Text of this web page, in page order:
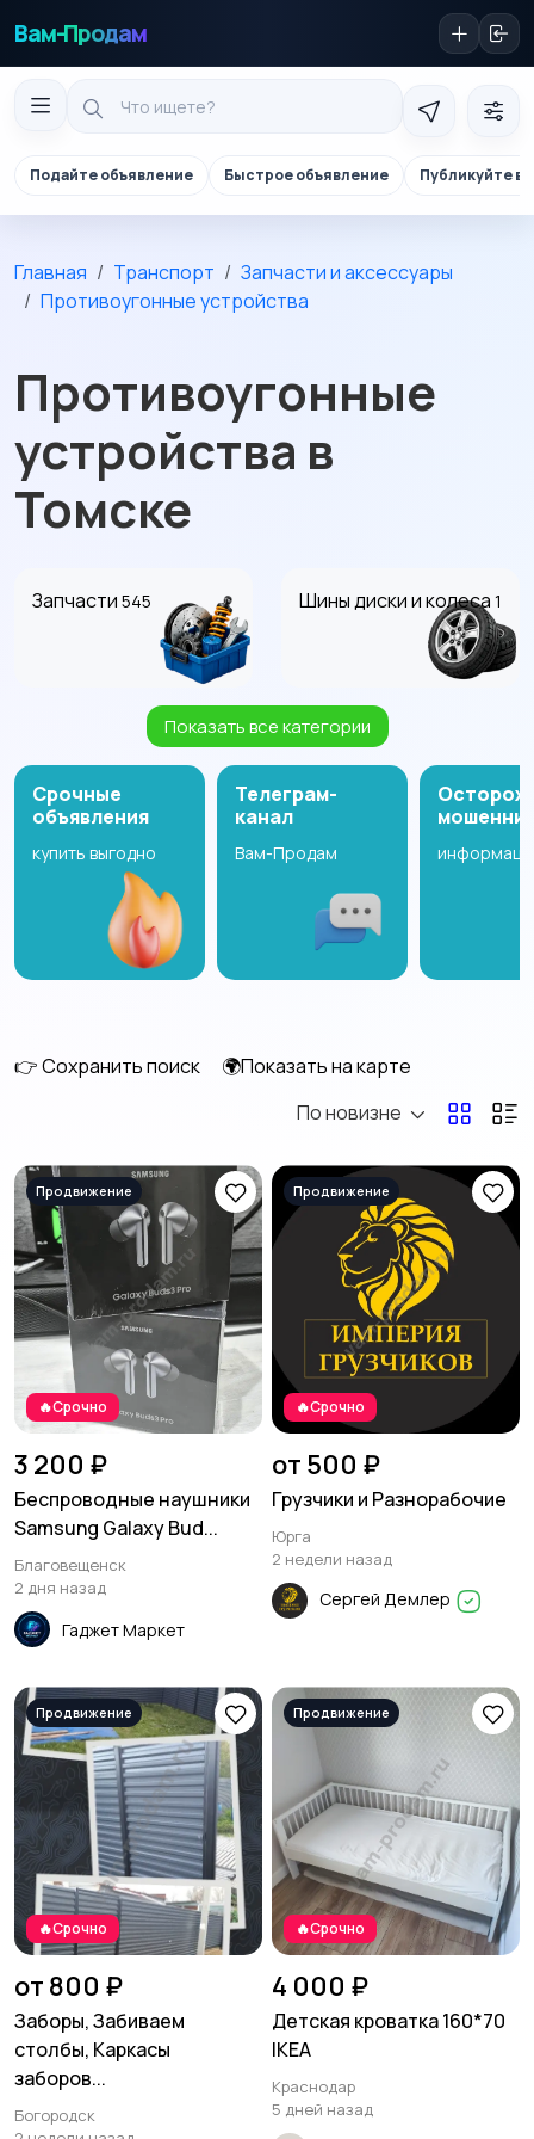
Вам-Продам
Подайте объявление Быстрое объявление Публикуйте в
Главная Транспорт
Запчасти и аксессуары
Противоугонные устройства
Противоугонные
устройства в
Томске
Запчасти 545 Шины диски и колеса 1
Масла и автохимия
Автоэлектроника и
GPS
Аксессуары и
инструменты
Показать все категории
Срочные
объявления
купить выгодно
Телеграм-
канал
Вам-Продам
👉 Сохранить поиск
🌍Показать на карте
По новизне
🔥Срочно
3 200 ₽
Беспроводные наушники
Samsung Galaxy Bud...
Благовещенск
2 дня назад
Гаджет Маркет
🔥Срочно
от 500 ₽
Грузчики и Разнорабочие
Юрга
2 недели назад
Сергей Демлер
🔥Срочно
от 800 ₽
Заборы, Забиваем
столбы, Каркасы
заборов...
Богородск
🔥Срочно
4 000 ₽
Детская кроватка 160*70
IKEA
Краснодар
5 дней назад